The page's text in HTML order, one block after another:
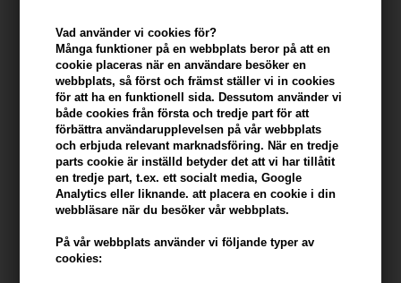
Vad använder vi cookies för?
Många funktioner på en webbplats beror på att en
cookie placeras när en användare besöker en
webbplats, så först och främst ställer vi in ​​cookies
för att ha en funktionell sida. Dessutom använder vi
både cookies från första och tredje part för att
förbättra användarupplevelsen på vår webbplats
och erbjuda relevant marknadsföring. När en tredje
parts cookie är inställd betyder det att vi har tillåtit
en tredje part, t.ex. ett socialt media, Google
Analytics eller liknande. att placera en cookie i din
webbläsare när du besöker vår webbplats.
På vår webbplats använder vi följande typer av
cookies:
I lager- Leveranstid: 2-3 arbetsdagar
Du tjänar 9 Bonuskronor på köp av denna artikel -Visa mitt
konto
KÖP FÖR YTTERLIGARE 499,00 SEK OCH FÅ FRI FRAKT
Beskrivning Recensioner Tillverkare
Beard Monkey Hairspray Strong är en snabbtorkande hårspray
som ger extra starkt håll som håller håret på plats.